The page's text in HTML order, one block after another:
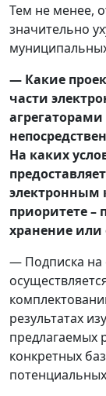
Тем не менее,
значительно
— Какие
части
агрегаторами
На каких
электронным
приоритете –
хранение или
— Подписка на
результатах
предлагаемых
конкретных